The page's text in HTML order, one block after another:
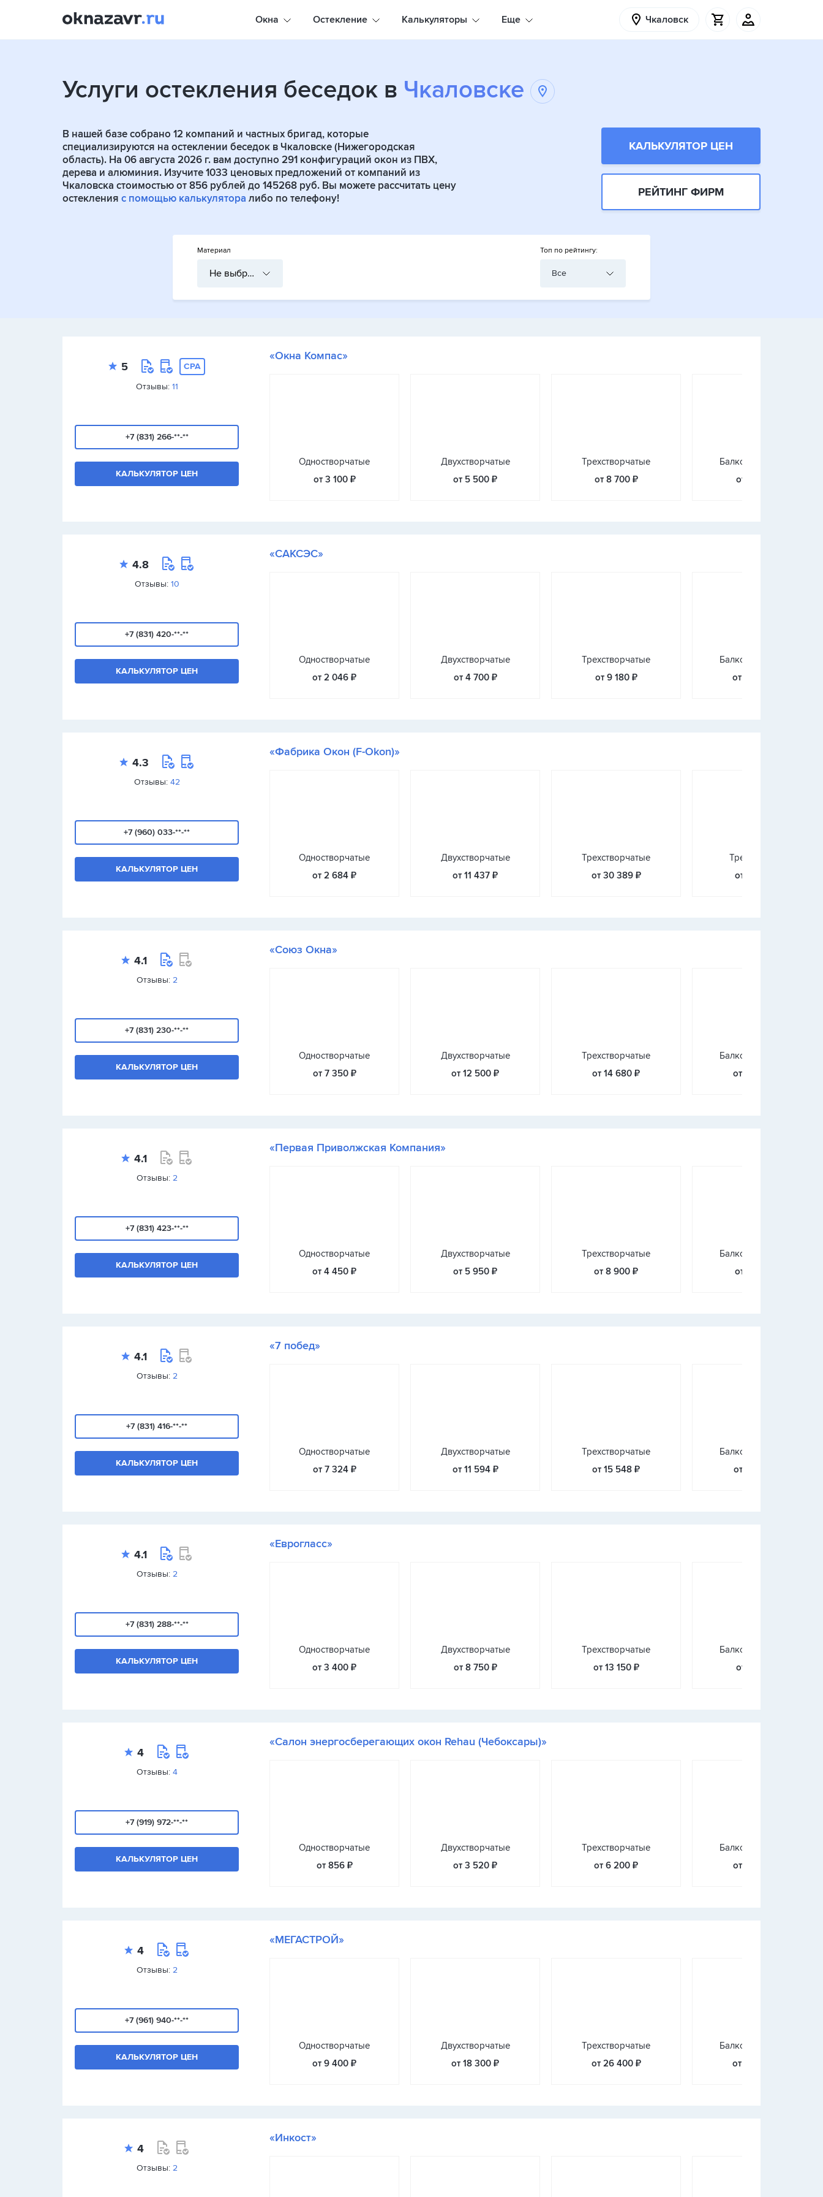
Окна Остекление Калькуляторы Еще Чкаловск
Услуги остекления беседок в Чкаловске
В нашей базе собрано 12 компаний и частных бригад, которые
специализируются на остеклении беседок в Чкаловске (Нижегородская
область). На 06 августа 2026 г. вам доступно 291 конфигураций окон из ПВХ,
дерева и алюминия. Изучите 1033 ценовых предложений от компаний из
Чкаловска стоимостью от 856 рублей до 145268 руб. Вы можете рассчитать цену
остекления с помощью калькулятора либо по телефону!
КАЛЬКУЛЯТОР ЦЕН
РЕЙТИНГ ФИРМ
Материал
Не выбрано
Топ по рейтингу:
Все
5
CPA
Отзывы: 11
+7 (831) 266-**-**
КАЛЬКУЛЯТОР ЦЕН
«Окна Компас»
Одностворчатые
от 3 100 ₽
Двухстворчатые
от 5 500 ₽
Трехстворчатые
от 8 700 ₽
Балконные блоки
от 1 990 ₽
4.8
Отзывы: 10
+7 (831) 420-**-**
КАЛЬКУЛЯТОР ЦЕН
«САКСЭС»
Одностворчатые
от 2 046 ₽
Двухстворчатые
от 4 700 ₽
Трехстворчатые
от 9 180 ₽
Балконные блоки
от 23 366 ₽
4.3
Отзывы: 42
+7 (960) 033-**-**
КАЛЬКУЛЯТОР ЦЕН
«Фабрика Окон (F-Okon)»
Одностворчатые
от 2 684 ₽
Двухстворчатые
от 11 437 ₽
Трехстворчатые
от 30 389 ₽
Треугольные
от 3 233 ₽
4.1
Отзывы: 2
+7 (831) 230-**-**
КАЛЬКУЛЯТОР ЦЕН
«Союз Окна»
Одностворчатые
от 7 350 ₽
Двухстворчатые
от 12 500 ₽
Трехстворчатые
от 14 680 ₽
Балконные блоки
от 26 421 ₽
4.1
Отзывы: 2
+7 (831) 423-**-**
КАЛЬКУЛЯТОР ЦЕН
«Первая Приволжская Компания»
Одностворчатые
от 4 450 ₽
Двухстворчатые
от 5 950 ₽
Трехстворчатые
от 8 900 ₽
Балконные блоки
от 9 350 ₽
4.1
Отзывы: 2
+7 (831) 416-**-**
КАЛЬКУЛЯТОР ЦЕН
«7 побед»
Одностворчатые
от 7 324 ₽
Двухстворчатые
от 11 594 ₽
Трехстворчатые
от 15 548 ₽
Балконные блоки
от 18 675 ₽
4.1
Отзывы: 2
+7 (831) 288-**-**
КАЛЬКУЛЯТОР ЦЕН
«Еврогласс»
Одностворчатые
от 3 400 ₽
Двухстворчатые
от 8 750 ₽
Трехстворчатые
от 13 150 ₽
Балконные блоки
от 8 715 ₽
4
Отзывы: 4
+7 (919) 972-**-**
КАЛЬКУЛЯТОР ЦЕН
«Салон энергосберегающих окон Rehau (Чебоксары)»
Одностворчатые
от 856 ₽
Двухстворчатые
от 3 520 ₽
Трехстворчатые
от 6 200 ₽
Балконные блоки
от 12 400 ₽
4
Отзывы: 2
+7 (961) 940-**-**
КАЛЬКУЛЯТОР ЦЕН
«МЕГАСТРОЙ»
Одностворчатые
от 9 400 ₽
Двухстворчатые
от 18 300 ₽
Трехстворчатые
от 26 400 ₽
Балконные блоки
от 26 400 ₽
4
Отзывы: 2
«Инкост»